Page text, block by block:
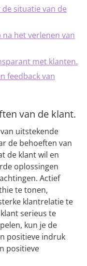
situatie van de
het verlenen van
met klanten.
feedback van
van de klant.
uitstekende
de behoeften van
de klant wil en
oplossingen
Actief
te tonen,
klantrelatie te
serieus te
kun je de
positieve indruk
positieve